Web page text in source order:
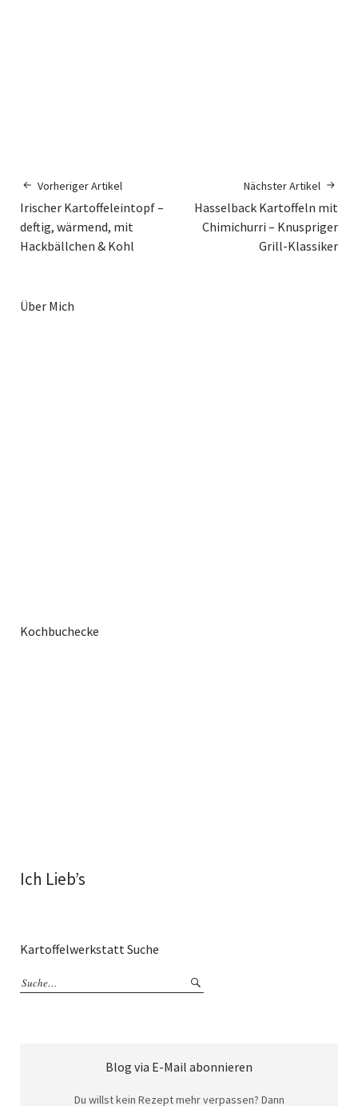
Vorheriger Artikel
Irischer Kartoffeleintopf –
deftig, wärmend, mit
Hackbällchen & Kohl
Nächster Artikel
Hasselback Kartoffeln mit
Chimichurri – Knuspriger
Grill-Klassiker
Über Mich
Kochbuchecke
Ich Lieb’s
Kartoffelwerkstatt Suche
Blog via E-Mail abonnieren
Du willst kein Rezept mehr verpassen? Dann